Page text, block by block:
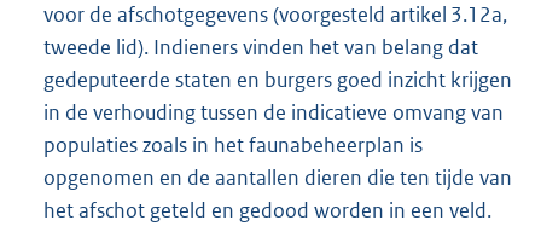
voor de afschotgegevens (voorgesteld artikel 3.12a,
tweede lid). Indieners vinden het van belang dat
gedeputeerde staten en burgers goed inzicht krijgen
in de verhouding tussen de indicatieve omvang van
populaties zoals in het faunabeheerplan is
opgenomen en de aantallen dieren die ten tijde van
het afschot geteld en gedood worden in een veld.